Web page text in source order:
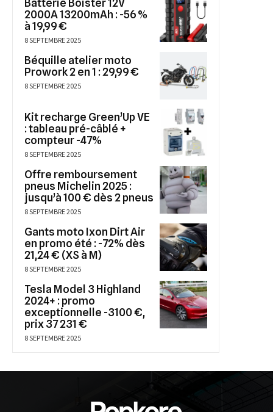
2000A 13200mAh : -56 %
à 19,99 €
8 SEPTEMBRE 2025
Béquille atelier moto
Prowork 2 en 1 : 29,99 €
8 SEPTEMBRE 2025
Kit recharge Green’Up VE
: tableau pré-câblé +
compteur -47%
8 SEPTEMBRE 2025
Offre remboursement
pneus Michelin 2025 :
jusqu’à 100 € dès 2 pneus
8 SEPTEMBRE 2025
Gants moto Ixon Dirt Air
en promo été : -72% dès
21,24 € (XS à M)
8 SEPTEMBRE 2025
Tesla Model 3 Highland
2024+ : promo
exceptionnelle -3100 €,
prix 37 231 €
8 SEPTEMBRE 2025